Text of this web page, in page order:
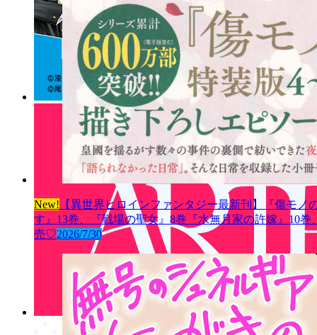
New! 【異世界ヒロインファンタジー最新刊】『傷モ
す』13巻、『戦場の聖女』8巻『水無月家の許嫁』10
売♡2026/7/30